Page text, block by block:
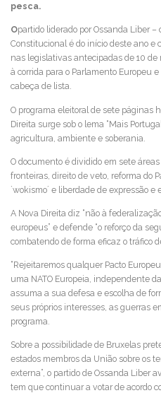
pesca.
Opartido liderado por Ossanda Liber
Constitucional é do início deste ano e
nas legislativas antecipadas de 10
à corrida para o Parlamento Europeu
cabeça de lista.
O programa eleitoral de sete páginas
Direita surge sob o lema “Mais
agricultura, ambiente e soberania.
O documento é dividido em sete
fronteiras, direito de veto, reforma do
`wokismo´ e liberdade de expressão e
A Nova Direita diz “não à
europeus” e defende “o reforço da
combatendo de forma eficaz o tráfico
“Rejeitaremos qualquer Pacto
uma NATO Europeia, independente
assuma a sua defesa e escolha de
seus próprios interesses, as guerras
programa.
Sobre a possibilidade de Bruxelas
estados membros da União sobre os
externa”, o partido de Ossanda Liber
tem que continuar a votar de acordo